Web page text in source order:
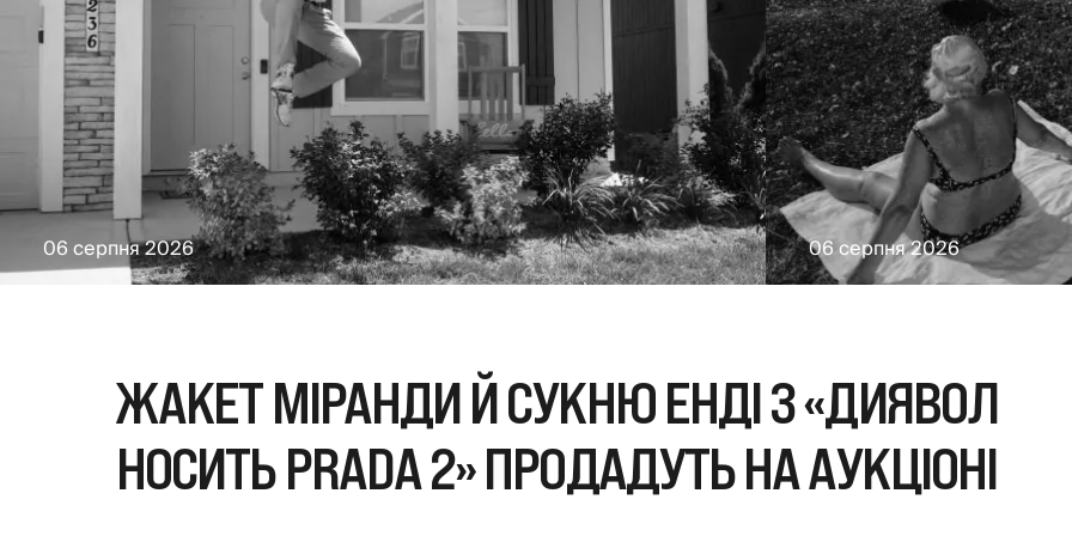
06 серпня 2026 06 серпня 2026
ЖАКЕТ МІРАНДИ Й СУКНЮ ЕНДІ З «ДИЯВОЛ
НОСИТЬ PRADA 2» ПРОДАДУТЬ НА АУКЦІОНІ